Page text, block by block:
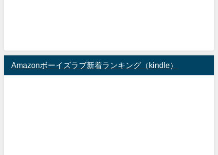
Amazonボーイズラブ新着ランキング（kindle）